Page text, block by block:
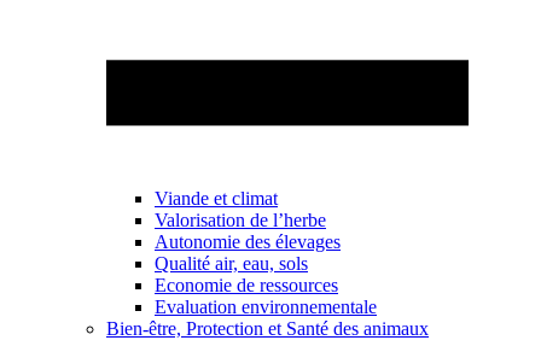
Viande et climat
Valorisation de l’herbe
Autonomie des élevages
Qualité air, eau, sols
Economie de ressources
Evaluation environnementale
Bien-être, Protection et Santé des animaux